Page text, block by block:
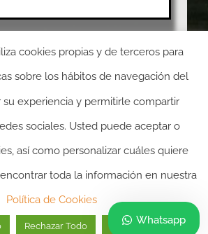
|
|AVISO LEGAL
cookies propias y de terceros para
sobre los hábitos de navegación del
su experiencia y permitirle compartir
sociales. Usted puede aceptar o
así como personalizar cuáles quiere
toda la información en nuestra
Política de Cookies
Rechazar Todo Personalizar
Whatsapp